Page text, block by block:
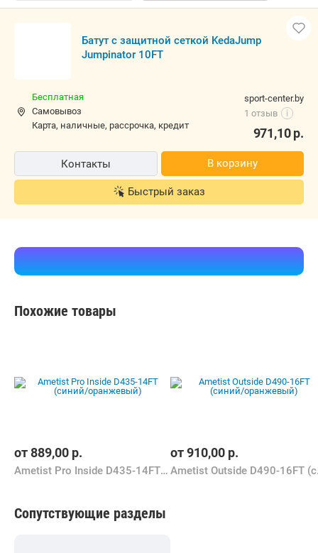
Батут с защитной сеткой KedaJump
Jumpinator 10FT
sport-center.by
1 отзыв
i
Бесплатная
Самовывоз
карта, наличные, рассрочка, кредит
971,10р.
Контакты В корзину
Быстрый заказ
Похожие товары
от889,00 р.
Ametist Pro Inside D435-14FT (синий/оранжевый)
от910,00 р.
Сопутствующие разделы